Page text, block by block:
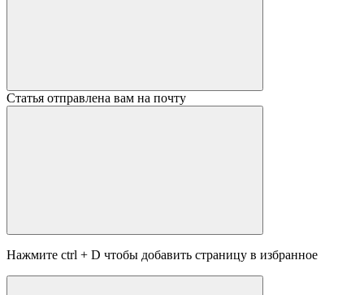
Статья отправлена вам на почту
Нажмите ctrl + D чтобы добавить страницу в избранное